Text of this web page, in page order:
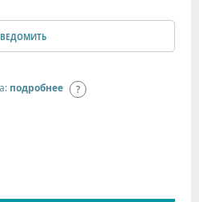
подробнее